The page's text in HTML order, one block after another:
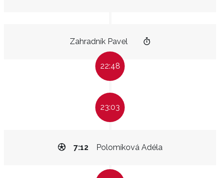
Zahradník Pavel
22:48
23:03
Polomíková Adéla
7:12